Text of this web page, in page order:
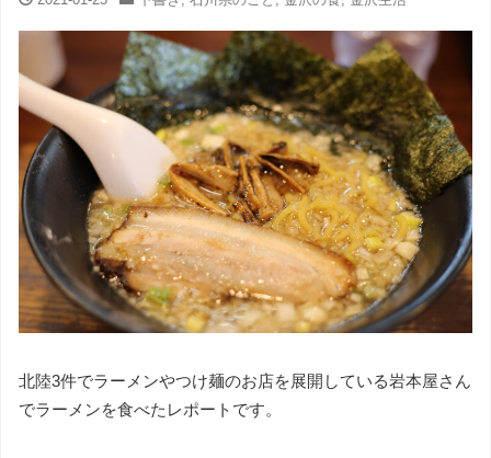
北陸3件でラーメンやつけ麺のお店を展開している岩本屋さん
でラーメンを食べたレポートです。